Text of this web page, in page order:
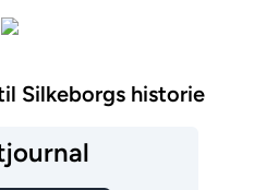
Silkeborgs historie